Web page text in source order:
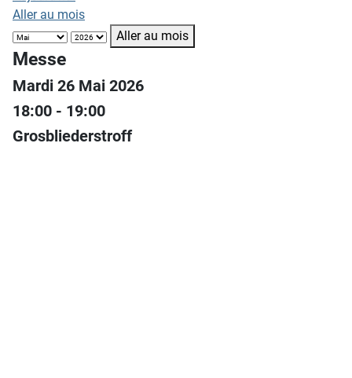
Aller au mois
Aller au mois
Messe
Mardi 26 Mai 2026
18:00 - 19:00
Grosbliederstroff